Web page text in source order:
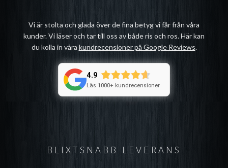
BLIXTSNABB LEVERANS
Vi är stolta och glada över de fina betyg vi får från våra
kunder. Vi läser och tar till oss av både ris och ros. Här kan
du kolla in våra kundrecensioner på Google Reviews.
4.9
Läs 1000+ kundrecensioner